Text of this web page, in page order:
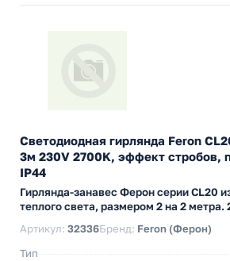
Светодиодная гирлянда Feron
3м 230V 2700K, эффект стробов,
IP44
Гирлянда-занавес Ферон серии CL20
теплого света, размером 2 на 2 метра.
Артикул: 32336Бренд: Feron (Ферон)
Тип